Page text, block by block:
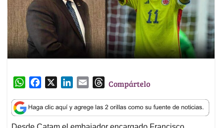
W
a
t
c
e
n
k
a
i
T
r
e
Compártelo